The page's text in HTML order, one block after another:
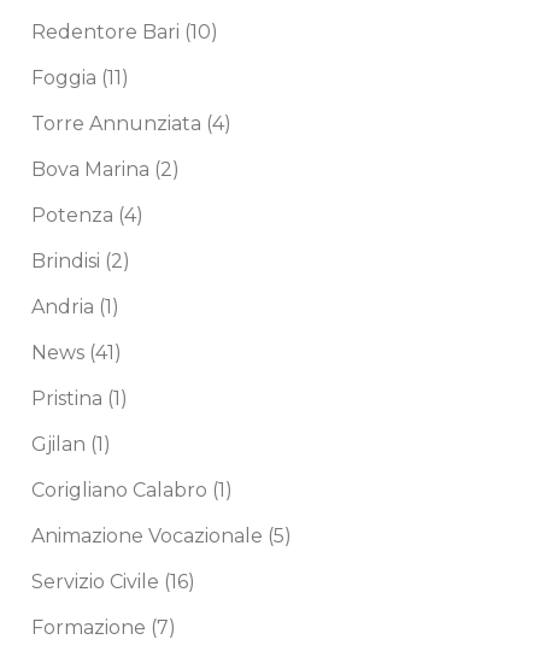
Redentore Bari (10)
Foggia (11)
Torre Annunziata (4)
Bova Marina (2)
Potenza (4)
Brindisi (2)
Andria (1)
News (41)
Pristina (1)
Gjilan (1)
Corigliano Calabro (1)
Animazione Vocazionale (5)
Servizio Civile (16)
Formazione (7)